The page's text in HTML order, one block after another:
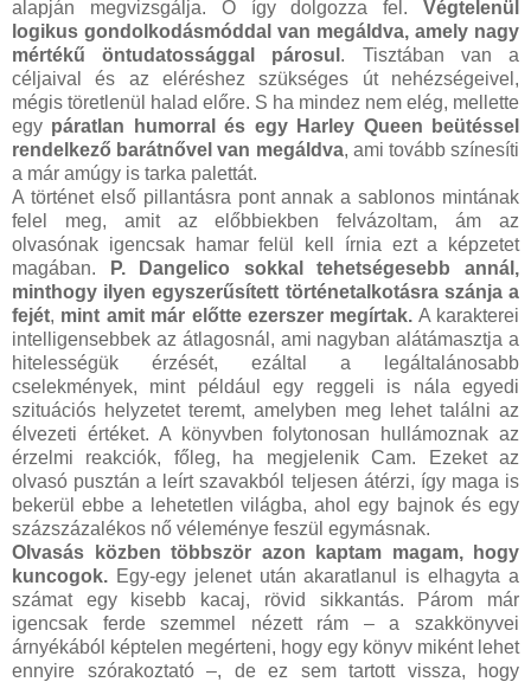
alapján megvizsgálja. Ő így dolgozza fel. Végtelenül
logikus gondolkodásmóddal van megáldva, amely nagy
mértékű öntudatossággal párosul . Tisztában van a
céljaival és az eléréshez szükséges út nehézségeivel,
mégis töretlenül halad előre. S ha mindez nem elég, mellette
egy páratlan humorral és egy Harley Queen beütéssel
rendelkező barátnővel van megáldva, ami tovább színesíti
a már amúgy is tarka palettát.
A történet első pillantásra pont annak a sablonos mintának
felel meg, amit az előbbiekben felvázoltam, ám az
olvasónak igencsak hamar felül kell írnia ezt a képzetet
magában.
P. Dangelico sokkal tehetségesebb annál,
minthogy ilyen egyszerűsített történetalkotásra szánja a
fejét, mint amit már előtte ezerszer megírtak. A karakterei
intelligensebbek az átlagosnál, ami nagyban alátámasztja a
hitelességük érzését, ezáltal a legáltalánosabb
cselekmények, mint például egy reggeli is nála egyedi
szituációs helyzetet teremt, amelyben meg lehet találni az
élvezeti értéket. A könyvben folytonosan hullámoznak az
érzelmi reakciók, főleg, ha megjelenik Cam. Ezeket az
olvasó pusztán a leírt szavakból teljesen átérzi, így maga is
bekerül ebbe a lehetetlen világba, ahol egy bajnok és egy
százszázalékos nő véleménye feszül egymásnak.
Olvasás közben többször azon kaptam magam, hogy
kuncogok. Egy-egy jelenet után akaratlanul is elhagyta a
számat egy kisebb kacaj, rövid sikkantás. Párom már
igencsak ferde szemmel nézett rám – a szakkönyvei
árnyékából képtelen megérteni, hogy egy könyv miként lehet
ennyire szórakoztató –, de ez sem tartott vissza, hogy